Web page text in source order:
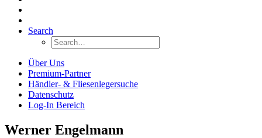
Search
Über Uns
Premium-Partner
Händler- & Fliesenlegersuche
Datenschutz
Log-In Bereich
Werner Engelmann